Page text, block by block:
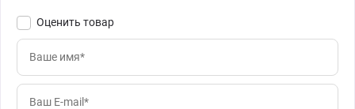
Оценить товар